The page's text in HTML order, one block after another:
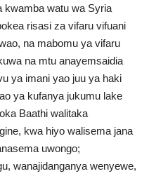
kwamba watu wa Syria
risasi za vifaru vifuani
na mabomu ya vifaru
na mtu anayemsaidia
ya imani yao juu ya haki
ya kufanya jukumu lake
Baathi walitaka
kwa hiyo walisema jana
uwongo;
wanajidanganya wenyewe,